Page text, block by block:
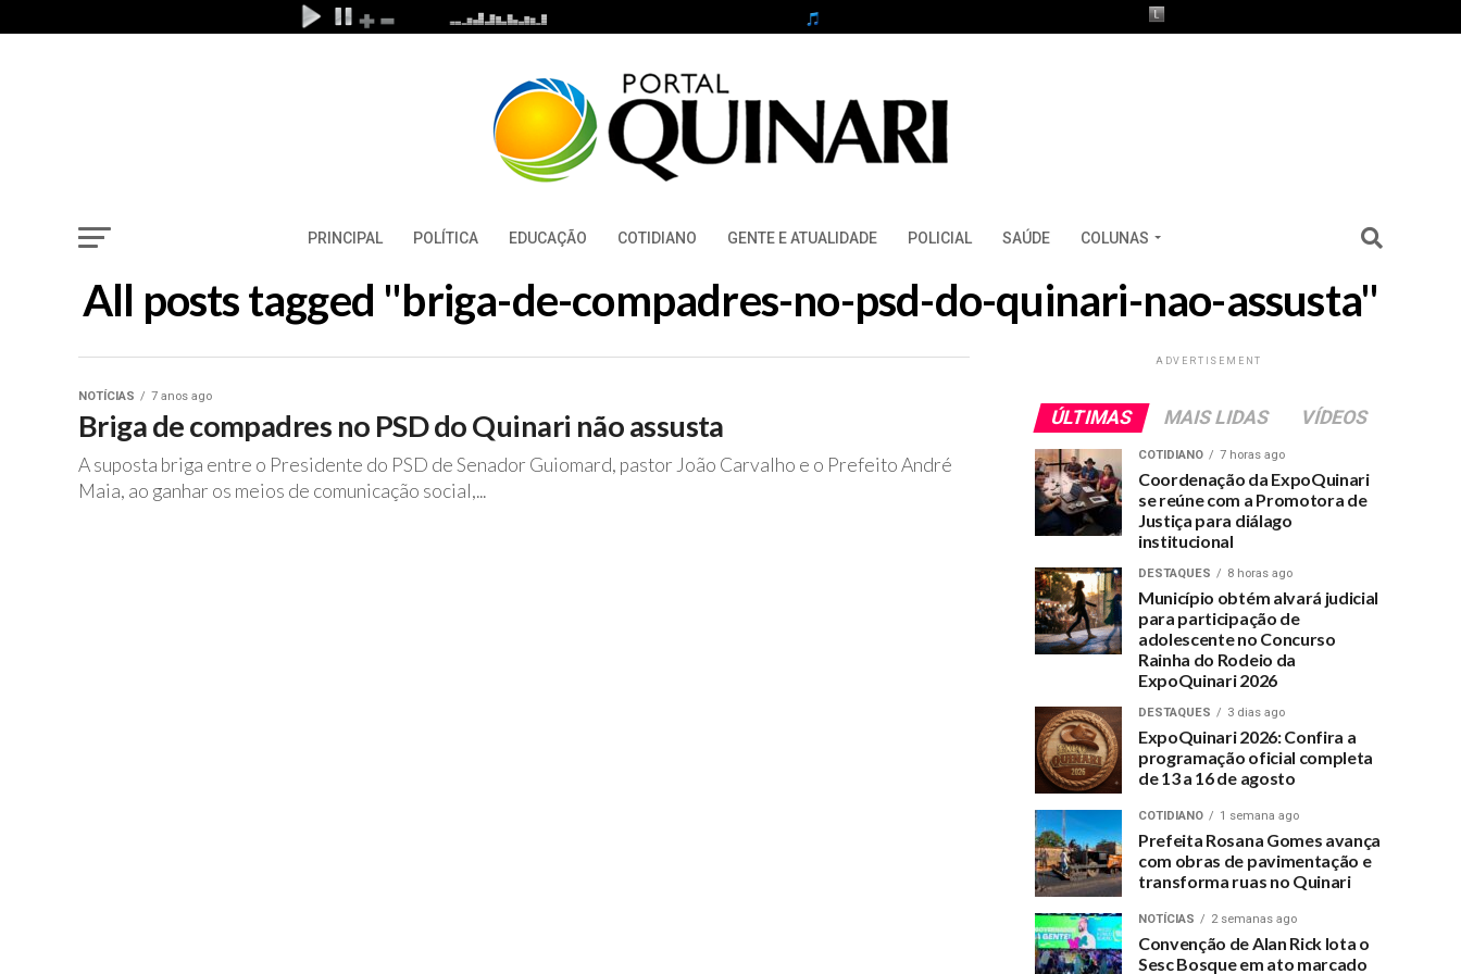
PRINCIPAL POLÍTICA EDUCAÇÃO COTIDIANO GENTE E ATUALIDADE POLICIAL SAÚDE COLUNAS
All posts tagged "briga-de-compadres-no-psd-do-quinari-nao-assusta"
NOTÍCIAS 7 anos ago
Briga de compadres no PSD do Quinari não assusta
A suposta briga entre o Presidente do PSD de Senador Guiomard, pastor João Carvalho e o Prefeito André
Maia, ao ganhar os meios de comunicação social,...
ADVERTISEMENT
ÚLTIMAS MAIS LIDAS VÍDEOS
COTIDIANO 7 horas ago
Coordenação da ExpoQuinari
se reúne com a Promotora de
Justiça para diálago
institucional
DESTAQUES 8 horas ago
Município obtém alvará judicial
para participação de
adolescente no Concurso
Rainha do Rodeio da
ExpoQuinari 2026
DESTAQUES 3 dias ago
ExpoQuinari 2026: Confira a
programação oficial completa
de 13 a 16 de agosto
COTIDIANO 1 semana ago
Prefeita Rosana Gomes avança
com obras de pavimentação e
transforma ruas no Quinari
NOTÍCIAS 2 semanas ago
Convenção de Alan Rick lota o
Sesc Bosque em ato marcado